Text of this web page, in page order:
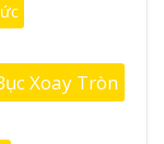
Xoay Tròn